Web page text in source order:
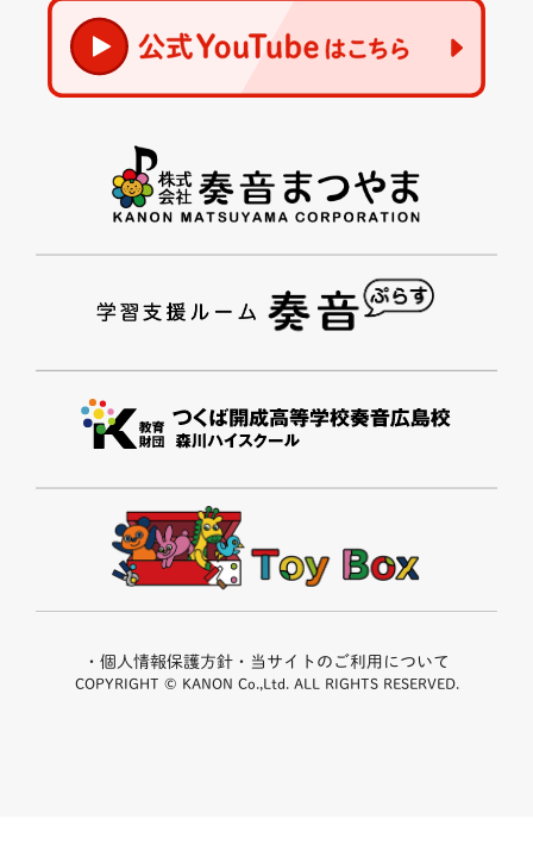
COPYRIGHT © KANON Co.,Ltd. ALL RIGHTS RESERVED.
・個人情報保護方針 ・当サイトのご利用について